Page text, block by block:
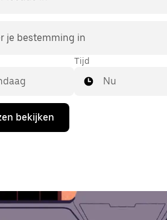
je bestemming in
Tijd
Nu
bekijken